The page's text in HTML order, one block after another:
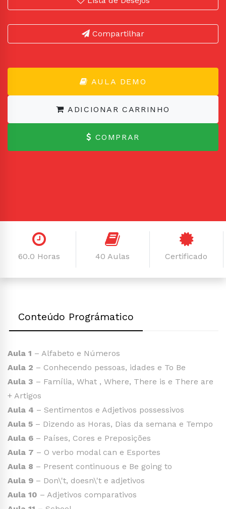
Compartilhar
AULA DEMO
ADICIONAR CARRINHO
COMPRAR
60.0 Horas 40 Aulas Certificado
Conteúdo Prográmatico
Aula 1 – Alfabeto e Números
Aula 2 – Conhecendo pessoas, idades e To Be
Aula 3 – Família, What , Where, There is e There are
+ Artigos
Aula 4 – Sentimentos e Adjetivos possessivos
Aula 5 – Dizendo as Horas, Dias da semana e Tempo
Aula 6 – Países, Cores e Preposições
Aula 7 – O verbo modal can e Esportes
Aula 8 – Present continuous e Be going to
Aula 9 – Don\'t, doesn\'t e adjetivos
Aula 10 – Adjetivos comparativos